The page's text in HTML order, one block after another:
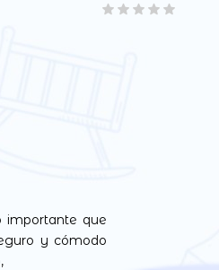
importante que
y cómodo